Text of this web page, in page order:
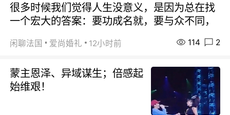
很多时候我们觉得人生没意义，是因为总在找
一个宏大的答案：要功成名就，要与众不同，
闲聊法国 爱尚婚礼 12小时前 114 2
蒙主恩泽、异域谋生；倍感起
始维艰！